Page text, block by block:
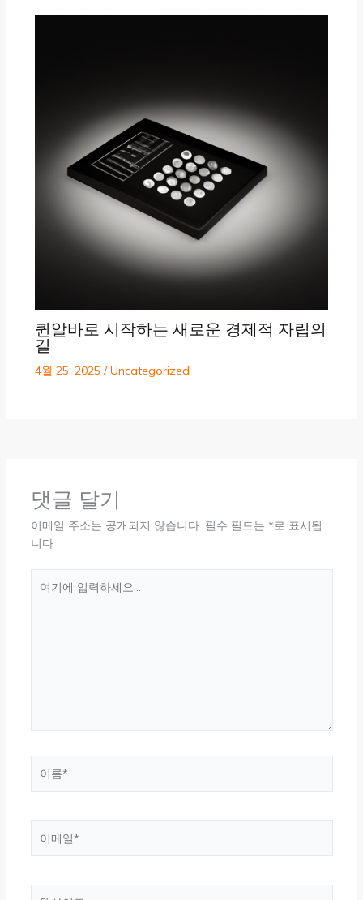
퀸알바로 시작하는 새로운 경제적 자립의
길
4월 25, 2025 /Uncategorized
댓글 달기
이메일 주소는 공개되지 않습니다. 필수 필드는 *로 표시됩
니다